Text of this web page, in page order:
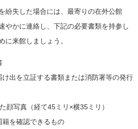
紛失した場合には、最寄りの在外公館
やかに連絡し、下記の必要書類を持参し
に来館しましょう。
出を立証する書類または消防署等の発行
顔写真（経て45ミリ×横35ミリ）
を確認できるもの